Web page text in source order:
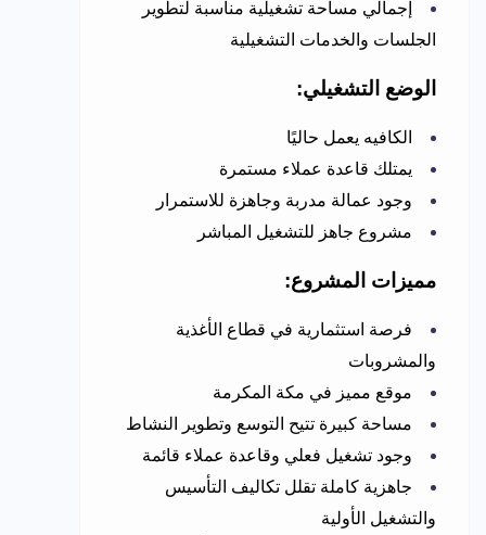
إجمالي مساحة تشغيلية مناسبة لتطوير
الجلسات والخدمات التشغيلية
الوضع التشغيلي:
الكافيه يعمل حاليًا
يمتلك قاعدة عملاء مستمرة
وجود عمالة مدربة وجاهزة للاستمرار
مشروع جاهز للتشغيل المباشر
مميزات المشروع:
فرصة استثمارية في قطاع الأغذية
والمشروبات
موقع مميز في مكة المكرمة
مساحة كبيرة تتيح التوسع وتطوير النشاط
وجود تشغيل فعلي وقاعدة عملاء قائمة
جاهزية كاملة تقلل تكاليف التأسيس
والتشغيل الأولية